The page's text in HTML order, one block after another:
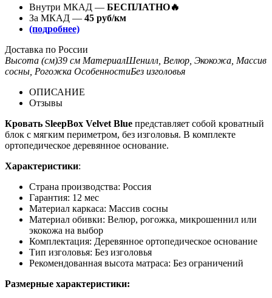
Внутри МКАД — БЕСПЛАТНО🔥
За МКАД — 45 руб/км
(подробнее)
Доставка по России
Высота (см)39 см МатериалШенилл, Велюр, Экокожа, Массив
сосны, Рогожка ОсобенностиБез изголовья
ОПИСАНИЕ
Отзывы
Кровать SleepBox Velvet Blue представляет собой кроватный
блок с мягким периметром, без изголовья. В комплекте
ортопедическое деревянное основание.
Характеристики:
Страна производства: Россия
Гарантия: 12 мес
Материал каркаса: Массив сосны
Материал обивки: Велюр, рогожка, микрошеннил или
экокожа на выбор
Комплектация: Деревянное ортопедическое основание
Тип изголовья: Без изголовья
Рекомендованная высота матраса: Без ограничений
Размерные характеристики: